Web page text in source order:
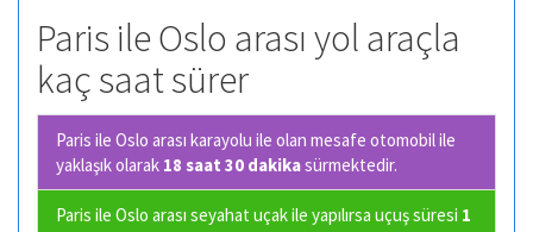
Paris ile Oslo arası yol araçla
kaç saat sürer
Paris ile Oslo arası karayolu ile olan mesafe otomobil ile
yaklaşık olarak 18 saat 30 dakikasürmektedir.
Paris ile Oslo arası seyahat uçak ile yapılırsa uçuş süresi 1